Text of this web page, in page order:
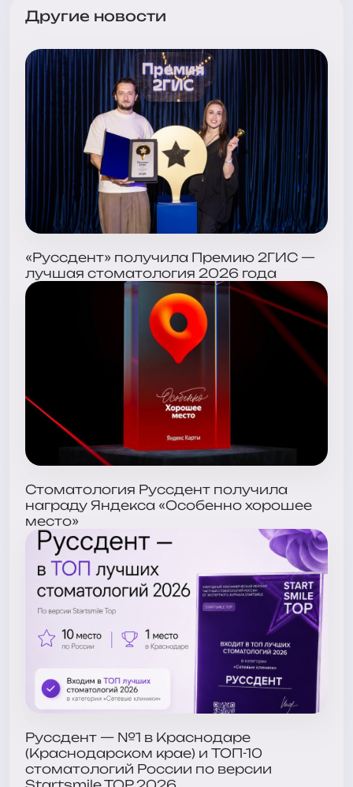
Другие новости
«Руссдент» получила Премию 2ГИС —
лучшая стоматология 2026 года
Стоматология Руссдент получила
награду Яндекса «Особенно хорошее
место»
Руссдент — №1 в Краснодаре
(Краснодарском крае) и ТОП-10
стоматологий России по версии